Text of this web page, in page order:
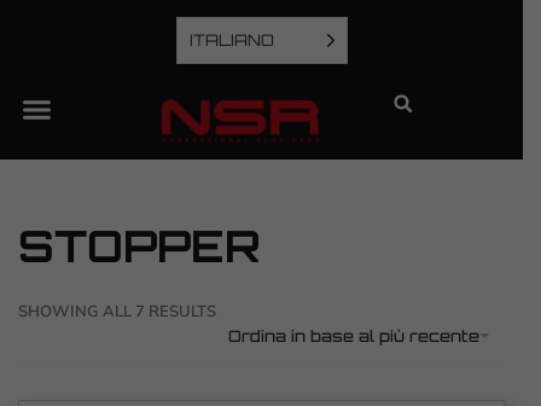
ITALIANO
STOPPER
SHOWING ALL 7 RESULTS
Ordina in base al più recente